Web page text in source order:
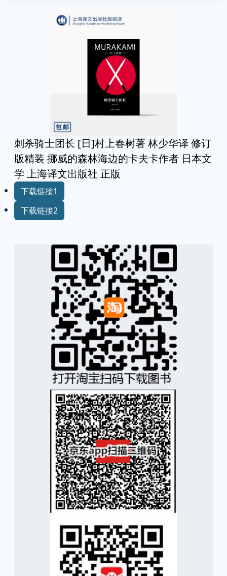
刺杀骑士团长 [日]村上春树著 林少华译 修订
版精装 挪威的森林海边的卡夫卡作者 日本文
学 上海译文出版社 正版
下载链接1
下载链接2